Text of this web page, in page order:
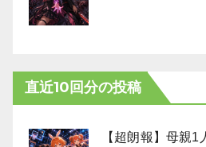
直近10回分の投稿
【超朗報】母親